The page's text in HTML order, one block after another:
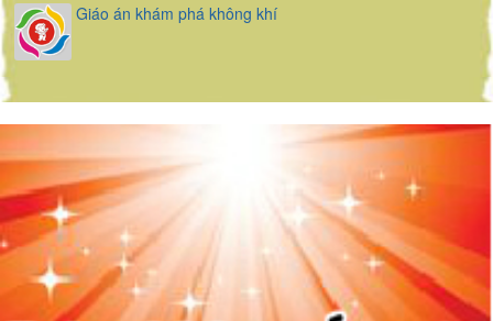
Giáo án khám phá không khí